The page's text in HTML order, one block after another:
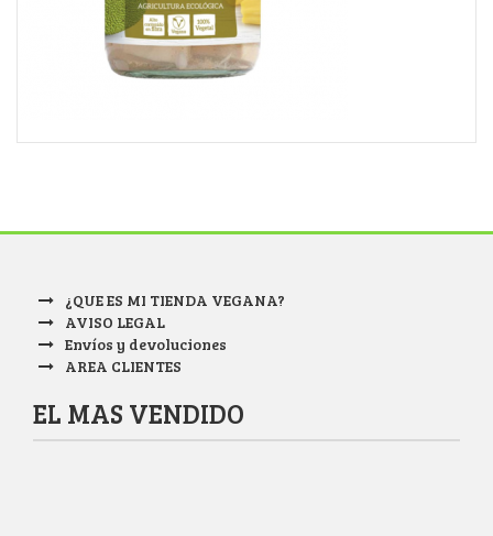
¿QUE ES MI TIENDA VEGANA?
AVISO LEGAL
Envíos y devoluciones
AREA CLIENTES
EL MAS VENDIDO